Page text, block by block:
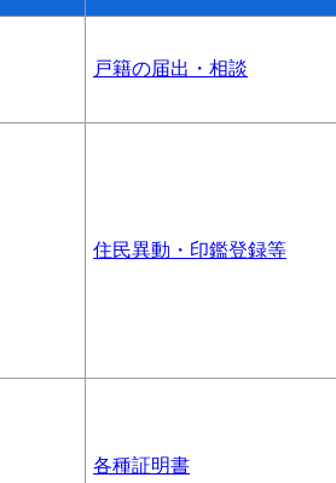
戸籍の届出・相談
住民異動・印鑑登録等
各種証明書